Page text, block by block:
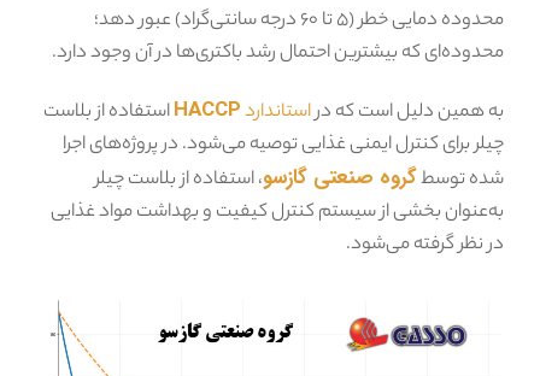
محدوده دمایی خطر (۵ تا ۶۰ درجه سانتی‌گراد) عبور دهد؛
محدوده‌ای که بیشترین احتمال رشد باکتری‌ها در آن وجود دارد.
به همین دلیل است که دراستانداردHACCPاستفاده از بلاست
چیلر برای کنترل ایمنی غذایی توصیه می‌شود. در پروژه‌های اجرا
شده توسطگروه صنعتی گازسو، استفاده از بلاست چیلر
به‌عنوان بخشی از سیستم کنترل کیفیت و بهداشت مواد غذایی
در نظر گرفته می‌شود.